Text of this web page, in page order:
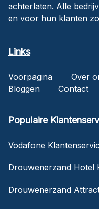
achterlaten. Alle
en voor hun klanten
Links
Voorpagina Over
Bloggen
Contact
Populaire
Vodafone
Drouwenerzand Hotel
Drouwenerzand